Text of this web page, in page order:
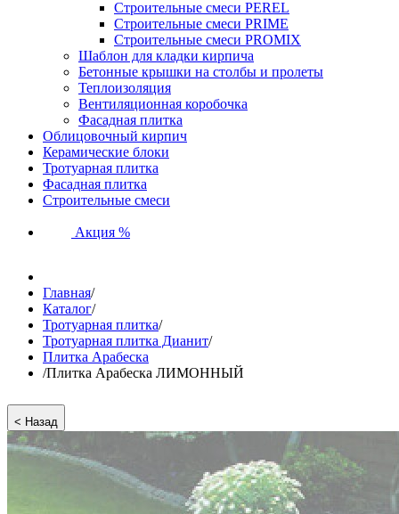
Строительные смеси PEREL
Строительные смеси PRIME
Строительные смеси PROMIX
Шаблон для кладки кирпича
Бетонные крышки на столбы и пролеты
Теплоизоляция
Вентиляционная коробочка
Фасадная плитка
Облицовочный кирпич
Керамические блоки
Тротуарная плитка
Фасадная плитка
Строительные смеси
Акция %
Главная/
Каталог/
Тротуарная плитка/
Тротуарная плитка Дианит/
Плитка Арабеска
/Плитка Арабеска ЛИМОННЫЙ